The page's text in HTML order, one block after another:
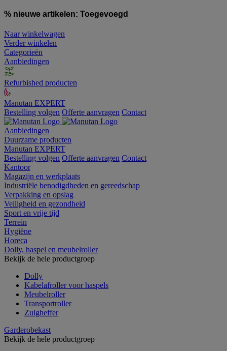
% nieuwe artikelen: Toegevoegd
Naar winkelwagen
Verder winkelen
Categorieën
Aanbiedingen
Refurbished producten
Manutan EXPERT
Bestelling volgen Offerte aanvragen Contact
Aanbiedingen
Duurzame producten
Manutan EXPERT
Bestelling volgen Offerte aanvragen Contact
Kantoor
Magazijn en werkplaats
Industriële benodigdheden en gereedschap
Verpakking en opslag
Veiligheid en gezondheid
Sport en vrije tijd
Terrein
Hygiëne
Horeca
Dolly, haspel en meubelroller
Bekijk de hele productgroep
Dolly
Kabelafroller voor haspels
Meubelroller
Transportroller
Zuigheffer
Garderobekast
Bekijk de hele productgroep